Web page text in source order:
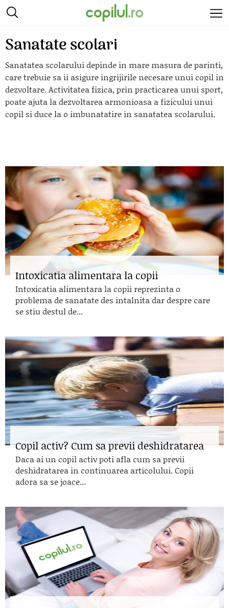
Sanatate scolari
Sanatatea scolarului depinde in mare masura de parinti,
care trebuie sa ii asigure ingrijirile necesare unui copil in
dezvoltare. Activitatea fizica, prin practicarea unui sport,
poate ajuta la dezvoltarea armonioasa a fizicului unui
copil si duce la o imbunatatire in sanatatea scolarului.
Intoxicatia alimentara la copii
Intoxicatia alimentara la copii reprezinta o
problema de sanatate des intalnita dar despre care
se stiu destul de...
Copil activ? Cum sa previi deshidratarea
Daca ai un copil activ poti afla cum sa previi
deshidratarea in continuarea articolului. Copii
adora sa se joace...